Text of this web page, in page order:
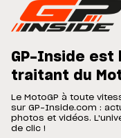
GP-Inside est
traitant du
Le MotoGP à toute
sur GP-Inside.com :
photos et vidéos.
de clic !